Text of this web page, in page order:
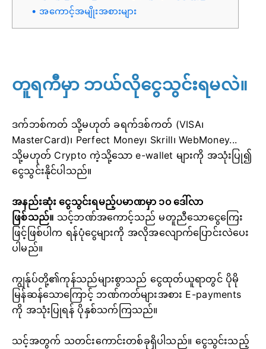
အကောင့်အမျိုးအစားများ
တူရကီမှာ ဘယ်လိုငွေသွင်းရမလဲ။
ဒက်ဘစ်ကတ် သို့မဟုတ် ခရက်ဒစ်ကတ် (VISA၊
MasterCard)၊ Perfect Money၊ Skrill၊ WebMoney...
သို့မဟုတ် Crypto ကဲ့သို့သော e-wallet များကို အသုံးပြု၍
ငွေသွင်းနိုင်ပါသည်။
အနည်းဆုံး ငွေသွင်းရမည့်ပမာဏမှာ ၁၀ ဒေါ်လာ
ဖြစ်သည်။ သင့်ဘဏ်အကောင့်သည် မတူညီသောငွေကြေး
ဖြင့်ဖြစ်ပါက ရန်ပုံငွေများကို အလိုအလျောက်ပြောင်းလဲပေး
ပါမည်။
ကျွန်ုပ်တို့၏ကုန်သည်များစွာသည် ငွေထုတ်ယူရာတွင် ပိုမို
မြန်ဆန်သောကြောင့် ဘဏ်ကတ်များအစား E-payments
ကို အသုံးပြုရန် ပိုနှစ်သက်ကြသည်။
သင့်အတွက် သတင်းကောင်းတစ်ခုရှိပါသည်။ ငွေသွင်းသည့်